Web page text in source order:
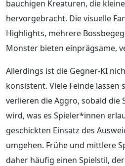
bauchigen Kreaturen, die
hervorgebracht. Die visuelle
Highlights, mehrere
Monster bieten einprägsame,
Allerdings ist die Gegner-KI
konsistent. Viele Feinde lassen
verlieren die Aggro, sobald die
wird, was es Spieler*innen
geschickten Einsatz des
umgehen. Frühe und mittlere
daher häufig einen Spielstil,